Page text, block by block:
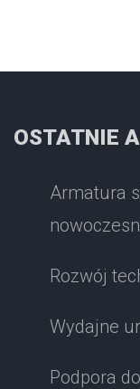
OSTATNIE
Armatura
Rozwój
Wydajne
Podpora